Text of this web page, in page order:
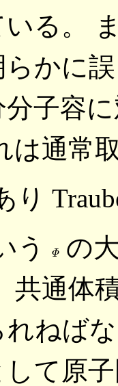
る。
かに
分子容
は通常
り
う Φ
の
共通体
れねば
て原